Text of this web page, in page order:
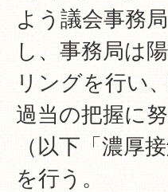
よう議会事務
し、事務局は
リングを行い
過当の把握に
（以下「濃厚
を行う。